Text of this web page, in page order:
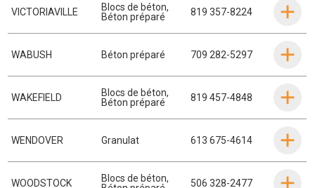
VICTORIAVILLE Blocs de béton,
Béton préparé
819 357-8224
WABUSH Béton préparé 709 282-5297
WAKEFIELD Blocs de béton,
Béton préparé
819 457-4848
WENDOVER Granulat 613 675-4614
WOODSTOCK Blocs de béton,
506 328-2477